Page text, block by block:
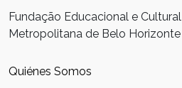
Fundação Educacional e Cultural
Metropolitana de Belo Horizonte
Quiénes Somos